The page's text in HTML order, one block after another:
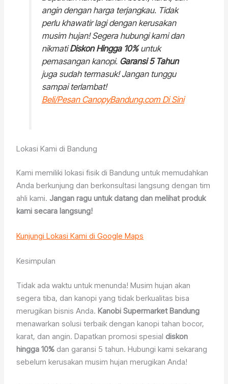
angin dengan harga terjangkau. Tidak
perlu khawatir lagi dengan kerusakan
musim hujan! Segera hubungi kami dan
nikmatiDiskon Hingga 10%untuk
pemasangan kanopi. Garansi 5 Tahun
juga sudah termasuk! Jangan tunggu
sampai terlambat!
Beli/Pesan CanopyBandung.com Di Sini
Lokasi Kami di Bandung
Kami memiliki lokasi fisik di Bandung untuk memudahkan
Anda berkunjung dan berkonsultasi langsung dengan tim
ahli kami. Jangan ragu untuk datang dan melihat produk
kami secara langsung!
Kunjungi Lokasi Kami di Google Maps
Kesimpulan
Tidak ada waktu untuk menunda! Musim hujan akan
segera tiba, dan kanopi yang tidak berkualitas bisa
merugikan bisnis Anda.Kanobi Supermarket Bandung
menawarkan solusi terbaik dengan kanopi tahan bocor,
karat, dan angin. Dapatkan promosi spesialdiskon
hingga 10% dan garansi 5 tahun. Hubungi kami sekarang
sebelum kerusakan musim hujan merugikan Anda!